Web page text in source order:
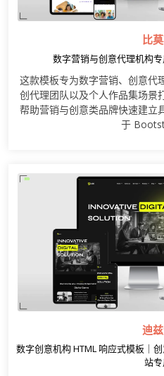
比
数字营销与创意代理机构
这款模板专为数字营销、创意代
创代理团队以及个人作品集场景
帮助营销与创意类品牌快速建立
于
迪
数字创意机构 HTML 响应式模板｜
站